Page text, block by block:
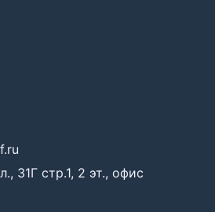
31Г стр.1, 2 эт., офис